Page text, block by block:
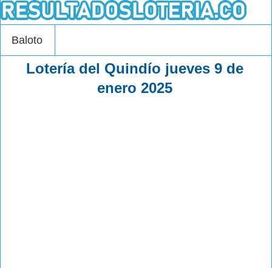
Baloto
Lotería del Quindío jueves 9 de
enero 2025